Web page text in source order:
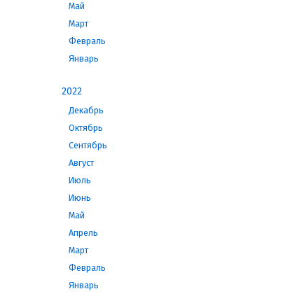
Май
Март
Февраль
Январь
2022
Декабрь
Октябрь
Сентябрь
Август
Июль
Июнь
Май
Апрель
Март
Февраль
Январь